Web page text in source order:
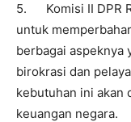
5. Komisi II DPR
untuk
berbagai aspeknya
birokrasi dan
kebutuhan ini akan
keuangan negara.